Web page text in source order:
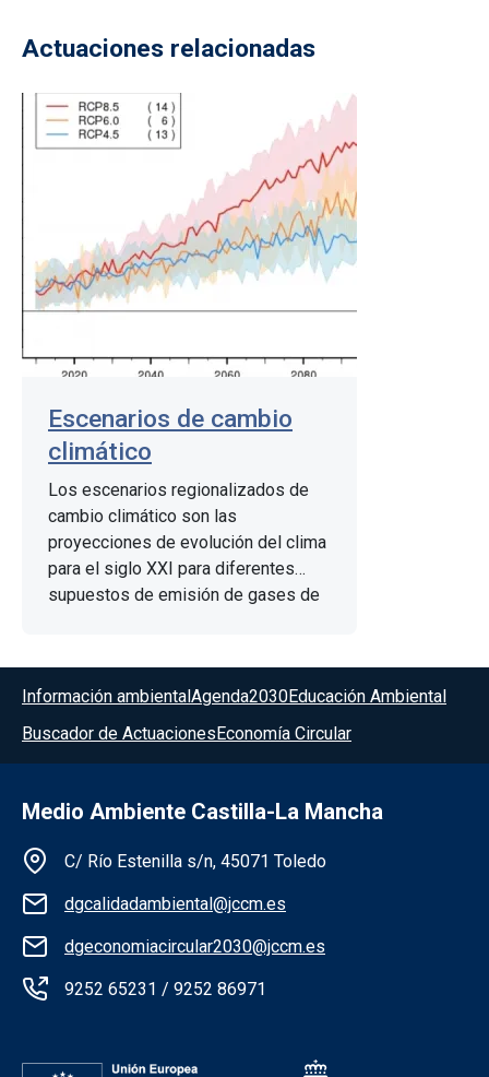
Actuaciones relacionadas
Escenarios de cambio
climático
Los escenarios regionalizados de
cambio climático son las
proyecciones de evolución del clima
para el siglo XXI para diferentes
supuestos de emisión de gases de
Menú del pie
Información ambiental Agenda2030Educación Ambiental
Buscador de Actuaciones Economía Circular
Medio Ambiente Castilla-La Mancha
Información de la institución
C/ Río Estenilla s/n, 45071 Toledo
dgcalidadambiental@jccm.es
dgeconomiacircular2030@jccm.es
9252 65231 / 9252 86971